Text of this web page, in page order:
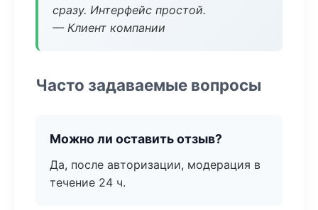
сразу. Интерфейс простой.
— Клиент компании
Часто задаваемые вопросы
Можно ли оставить отзыв?
Да, после авторизации, модерация в
течение 24 ч.